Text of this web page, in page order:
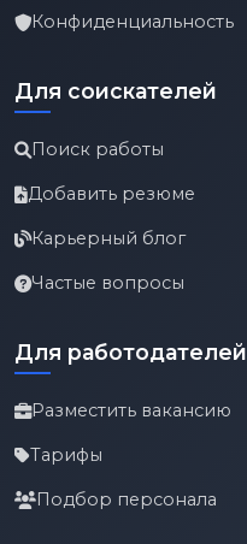
Конфиденциальность
Для соискателей
Поиск работы
Добавить резюме
Карьерный блог
Частые вопросы
Для работодателей
Разместить вакансию
Тарифы
Подбор персонала